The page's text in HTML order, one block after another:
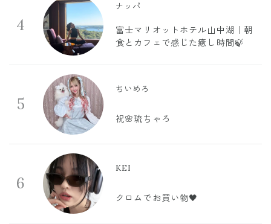
4
ナッパ
富士マリオットホテル山中湖｜朝
食とカフェで感じた癒し時間🍃
5
ちいめろ
祝🌸琉ちゃろ
6
KEI
クロムでお買い物🖤